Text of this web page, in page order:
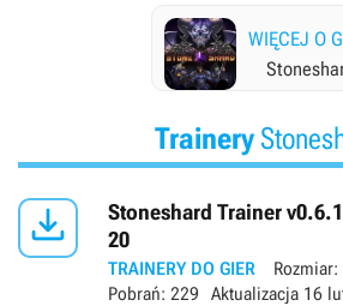
WIĘCEJ O
Trainery

Stoneshard Trainer
20
TRAINERY DO GIER Rozmiar:
Pobrań: 229 Aktualizacja 16